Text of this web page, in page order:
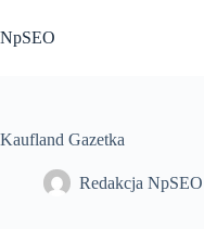
do
treści
NpSEO
Kaufland Gazetka
Redakcja NpSEO